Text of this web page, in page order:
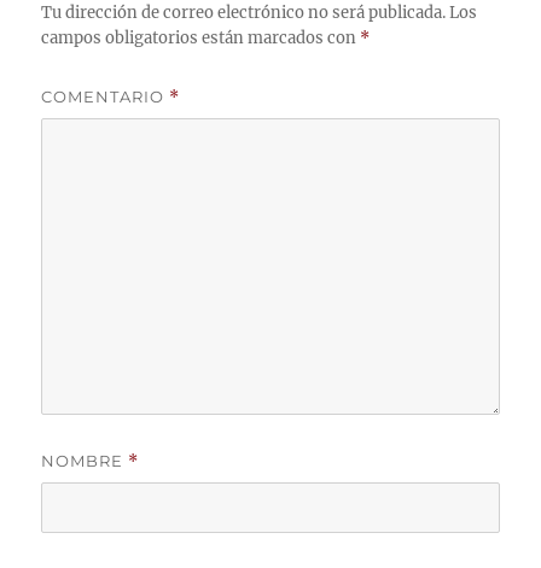
Tu dirección de correo electrónico no será publicada. Los
campos obligatorios están marcados con *
COMENTARIO *
NOMBRE *